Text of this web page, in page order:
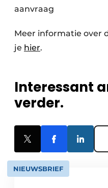
aanvraag
Meer informatie over
je hier.
Interessant
verder.
NIEUWSBRIEF